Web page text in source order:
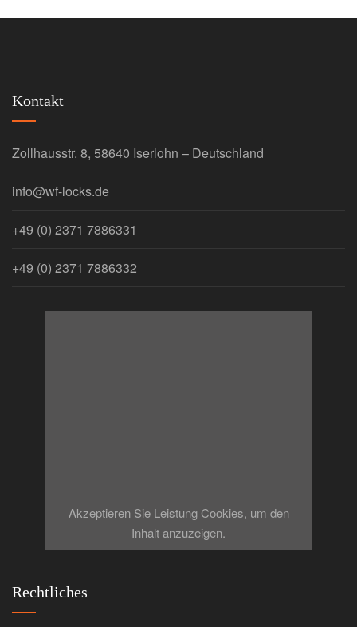
Kontakt
Zollhausstr. 8, 58640 Iserlohn – Deutschland
info@wf-locks.de
+49 (0) 2371 7886331
+49 (0) 2371 7886332
Akzeptieren Sie LeistungCookies, um den
Inhalt anzuzeigen.
Rechtliches